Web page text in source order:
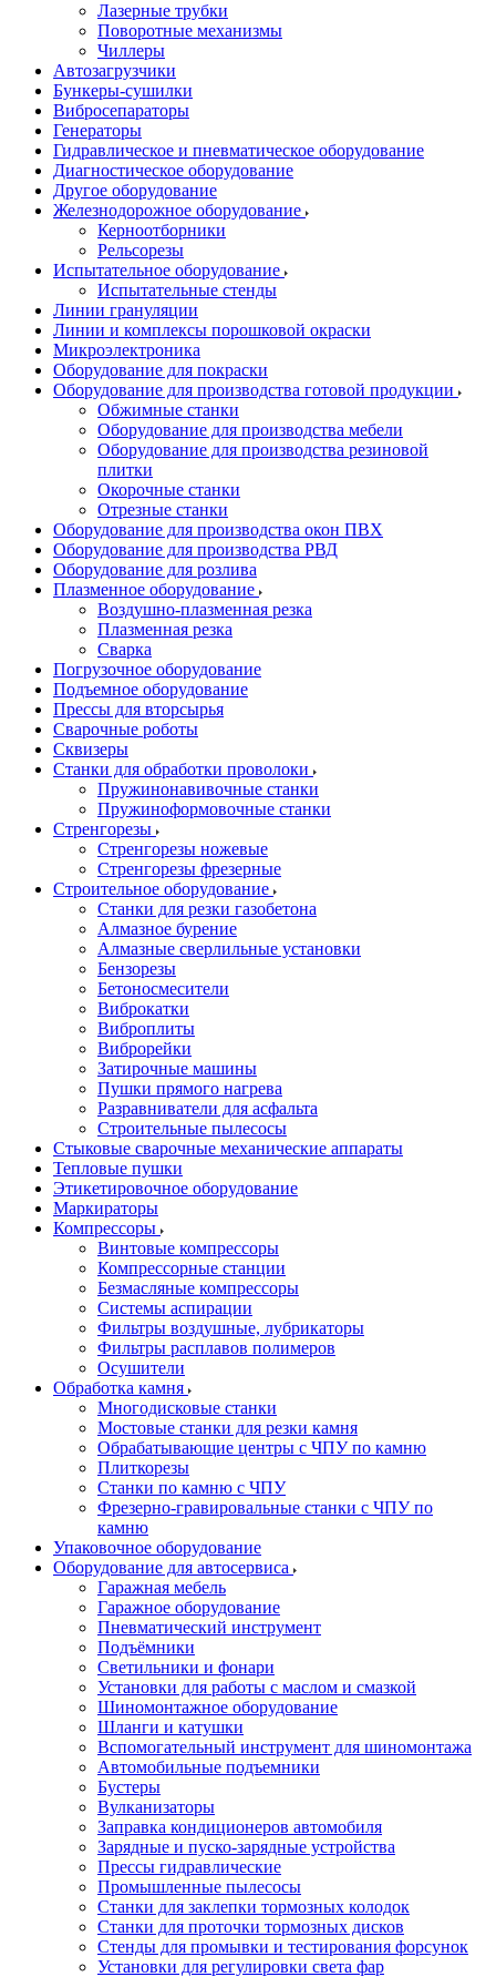
Лазерные трубки
Поворотные механизмы
Чиллеры
Автозагрузчики
Бункеры-сушилки
Вибросепараторы
Генераторы
Гидравлическое и пневматическое оборудование
Диагностическое оборудование
Другое оборудование
Железнодорожное оборудование
Керноотборники
Рельсорезы
Испытательное оборудование
Испытательные стенды
Линии грануляции
Линии и комплексы порошковой окраски
Микроэлектроника
Оборудование для покраски
Оборудование для производства готовой продукции
Обжимные станки
Оборудование для производства мебели
Оборудование для производства резиновой
плитки
Окорочные станки
Отрезные станки
Оборудование для производства окон ПВХ
Оборудование для производства РВД
Оборудование для розлива
Плазменное оборудование
Воздушно-плазменная резка
Плазменная резка
Сварка
Погрузочное оборудование
Подъемное оборудование
Прессы для вторсырья
Сварочные роботы
Сквизеры
Станки для обработки проволоки
Пружинонавивочные станки
Пружиноформовочные станки
Стренгорезы
Стренгорезы ножевые
Стренгорезы фрезерные
Строительное оборудование
Станки для резки газобетона
Алмазное бурение
Алмазные сверлильные установки
Бензорезы
Бетоносмесители
Виброкатки
Виброплиты
Виброрейки
Затирочные машины
Пушки прямого нагрева
Разравниватели для асфальта
Строительные пылесосы
Стыковые сварочные механические аппараты
Тепловые пушки
Этикетировочное оборудование
Маркираторы
Компрессоры
Винтовые компрессоры
Компрессорные станции
Безмасляные компрессоры
Системы аспирации
Фильтры воздушные, лубрикаторы
Фильтры расплавов полимеров
Осушители
Обработка камня
Многодисковые станки
Мостовые станки для резки камня
Обрабатывающие центры с ЧПУ по камню
Плиткорезы
Станки по камню с ЧПУ
Фрезерно-гравировальные станки с ЧПУ по
камню
Упаковочное оборудование
Оборудование для автосервиса
Гаражная мебель
Гаражное оборудование
Пневматический инструмент
Подъёмники
Светильники и фонари
Установки для работы с маслом и смазкой
Шиномонтажное оборудование
Шланги и катушки
Вспомогательный инструмент для шиномонтажа
Автомобильные подъемники
Бустеры
Вулканизаторы
Заправка кондиционеров автомобиля
Зарядные и пуско-зарядные устройства
Прессы гидравлические
Промышленные пылесосы
Станки для заклепки тормозных колодок
Станки для проточки тормозных дисков
Стенды для промывки и тестирования форсунок
Установки для регулировки света фар